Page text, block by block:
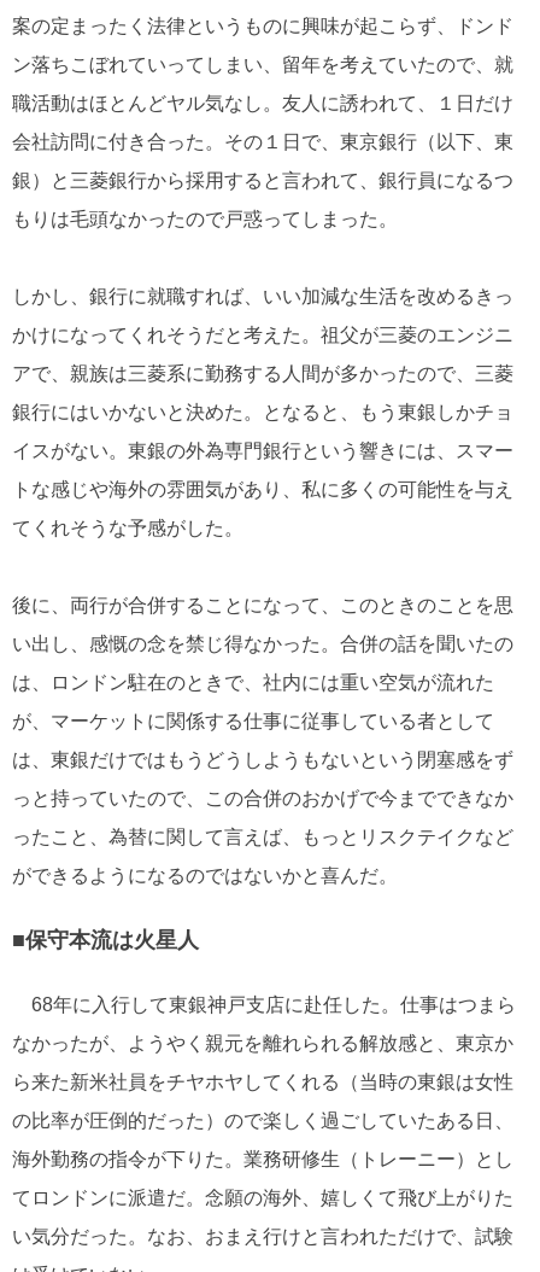
案の定まったく法律というものに興味が起こらず、ドンド
ン落ちこぼれていってしまい、留年を考えていたので、就
職活動はほとんどヤル気なし。友人に誘われて、１日だけ
会社訪問に付き合った。その１日で、東京銀行（以下、東
銀）と三菱銀行から採用すると言われて、銀行員になるつ
もりは毛頭なかったので戸惑ってしまった。
しかし、銀行に就職すれば、いい加減な生活を改めるきっ
かけになってくれそうだと考えた。祖父が三菱のエンジニ
アで、親族は三菱系に勤務する人間が多かったので、三菱
銀行にはいかないと決めた。となると、もう東銀しかチョ
イスがない。東銀の外為専門銀行という響きには、スマー
トな感じや海外の雰囲気があり、私に多くの可能性を与え
てくれそうな予感がした。
後に、両行が合併することになって、このときのことを思
い出し、感慨の念を禁じ得なかった。合併の話を聞いたの
は、ロンドン駐在のときで、社内には重い空気が流れた
が、マーケットに関係する仕事に従事している者として
は、東銀だけではもうどうしようもないという閉塞感をず
っと持っていたので、この合併のおかげで今までできなか
ったこと、為替に関して言えば、もっとリスクテイクなど
ができるようになるのではないかと喜んだ。
■保守本流は火星人
68年に入行して東銀神戸支店に赴任した。仕事はつまら
なかったが、ようやく親元を離れられる解放感と、東京か
ら来た新米社員をチヤホヤしてくれる（当時の東銀は女性
の比率が圧倒的だった）ので楽しく過ごしていたある日、
海外勤務の指令が下りた。業務研修生（トレーニー）とし
てロンドンに派遣だ。念願の海外、嬉しくて飛び上がりた
い気分だった。なお、おまえ行けと言われただけで、試験